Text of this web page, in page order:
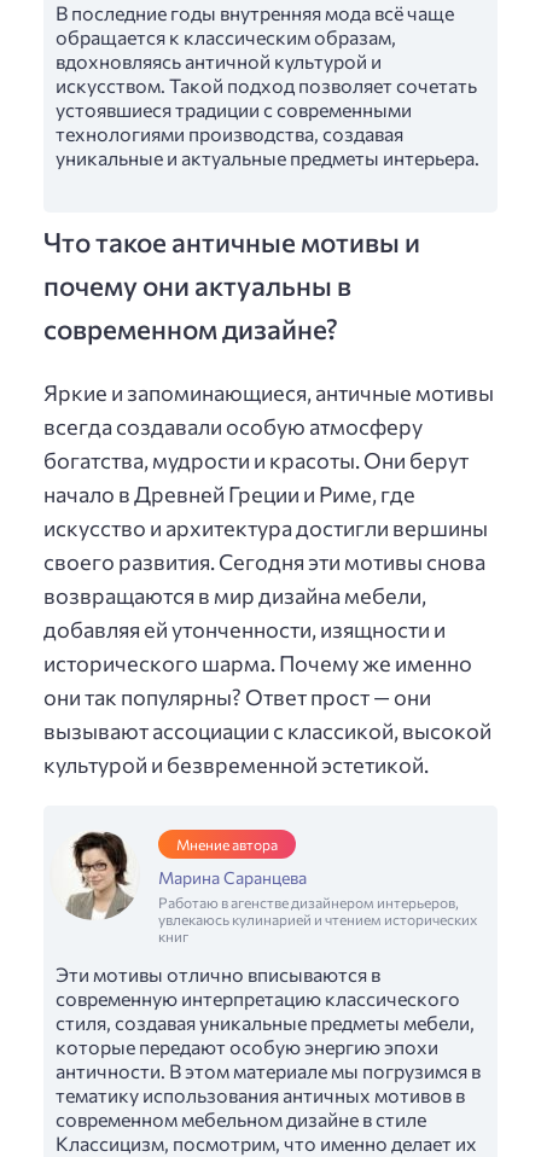
В последние годы внутренняя мода всё чаще
обращается к классическим образам,
вдохновляясь античной культурой и
искусством. Такой подход позволяет сочетать
устоявшиеся традиции с современными
технологиями производства, создавая
уникальные и актуальные предметы интерьера.
Что такое античные мотивы и
почему они актуальны в
современном дизайне?
Яркие и запоминающиеся, античные мотивы
всегда создавали особую атмосферу
богатства, мудрости и красоты. Они берут
начало в Древней Греции и Риме, где
искусство и архитектура достигли вершины
своего развития. Сегодня эти мотивы снова
возвращаются в мир дизайна мебели,
добавляя ей утонченности, изящности и
исторического шарма. Почему же именно
они так популярны? Ответ прост — они
вызывают ассоциации с классикой, высокой
культурой и безвременной эстетикой.
Мнение автора
Марина Саранцева
Работаю в агенстве дизайнером интерьеров,
увлекаюсь кулинарией и чтением исторических
книг
Эти мотивы отлично вписываются в
современную интерпретацию классического
стиля, создавая уникальные предметы мебели,
которые передают особую энергию эпохи
античности. В этом материале мы погрузимся в
тематику использования античных мотивов в
современном мебельном дизайне в стиле
Классицизм, посмотрим, что именно делает их